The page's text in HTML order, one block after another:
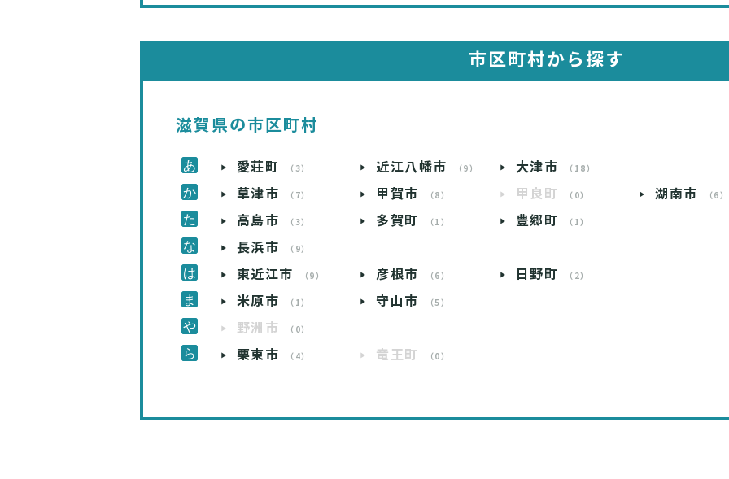
市区町村から探す
滋賀県の市区町村
愛荘町 （3） 近江八幡市 （9） 大津市 （18）
草津市 （7） 甲賀市 （8） 甲良町 （0） 湖南市 （6）
高島市 （3） 多賀町 （1） 豊郷町 （1）
長浜市 （9）
東近江市 （9） 彦根市 （6） 日野町 （2）
米原市 （1） 守山市 （5）
野洲市 （0）
栗東市 （4） 竜王町 （0）